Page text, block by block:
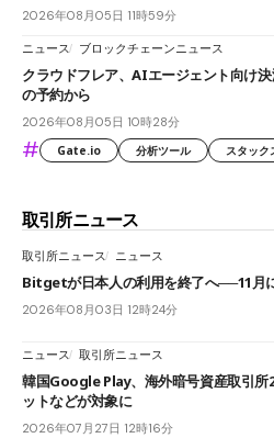
2026年08月05日 11時59分
ニュース ブロックチェーンニュース
クラウドフレア、AIエージェント向け
の予約から
2026年08月05日 10時28分
# Gate.io 分析ツール スタック
取引所ニュース
取引所ニュース ニュース
Bitgetが日本人の利用を終了へ──11月
2026年08月03日 12時24分
ニュース 取引所ニュース
韓国Google Play、海外暗号資産取引
ットなどが対象に
2026年07月27日 12時16分